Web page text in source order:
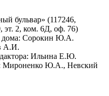
бульвар» (117246,
эт. 2, ком. 6Д, оф. 76)
дома: Сорокин Ю.А.
А.И.
Ильина Е.Ю.
Мироненко Ю.А., Невский